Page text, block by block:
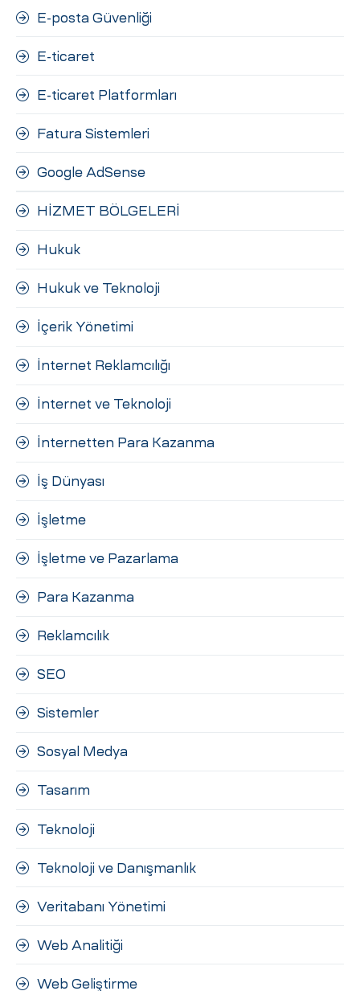
E-posta Güvenliği
E-ticaret
E-ticaret Platformları
Fatura Sistemleri
Google AdSense
HİZMET BÖLGELERİ
Hukuk
Hukuk ve Teknoloji
İçerik Yönetimi
İnternet Reklamcılığı
İnternet ve Teknoloji
İnternetten Para Kazanma
İş Dünyası
İşletme
İşletme ve Pazarlama
Para Kazanma
Reklamcılık
SEO
Sistemler
Sosyal Medya
Tasarım
Teknoloji
Teknoloji ve Danışmanlık
Veritabanı Yönetimi
Web Analitiği
Web Geliştirme